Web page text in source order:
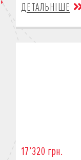
ДЕТАЛЬНІШЕ
17’320 грн.